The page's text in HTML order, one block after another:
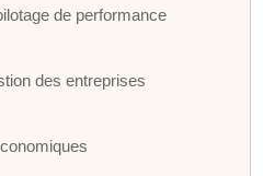
de performance
des entreprises